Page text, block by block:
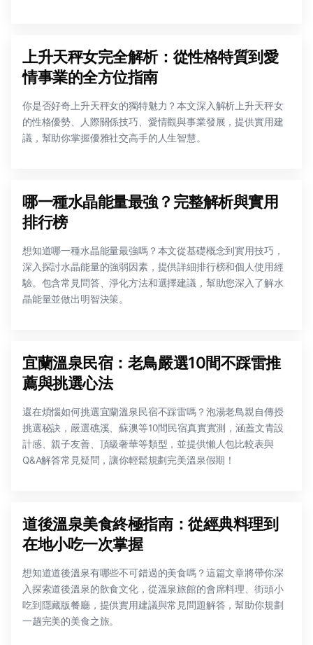
上升天秤女完全解析：從性格特質到愛
情事業的全方位指南
你是否好奇上升天秤女的獨特魅力？本文深入解析上升天秤女
的性格優勢、人際關係技巧、愛情觀與事業發展，提供實用建
議，幫助你掌握優雅社交高手的人生智慧。
哪一種水晶能量最強？完整解析與實用
排行榜
想知道哪一種水晶能量最強嗎？本文從基礎概念到實用技巧，
深入探討水晶能量的強弱因素，提供詳細排行榜和個人使用經
驗。包含常見問答、淨化方法和選擇建議，幫助您深入了解水
晶能量並做出明智決策。
宜蘭溫泉民宿：老鳥嚴選10間不踩雷推
薦與挑選心法
還在煩惱如何挑選宜蘭溫泉民宿不踩雷嗎？泡湯老鳥親自傳授
挑選秘訣，嚴選礁溪、蘇澳等10間民宿真實實測，涵蓋文青設
計感、親子友善、頂級奢華等類型，並提供懶人包比較表與
Q&A解答常見疑問，讓你輕鬆規劃完美溫泉假期！
道後溫泉美食終極指南：從經典料理到
在地小吃一次掌握
想知道道後溫泉有哪些不可錯過的美食嗎？這篇文章將帶你深
入探索道後溫泉的飲食文化，從溫泉旅館的會席料理、街頭小
吃到隱藏版餐廳，提供實用建議與常見問題解答，幫助你規劃
一趟完美的美食之旅。